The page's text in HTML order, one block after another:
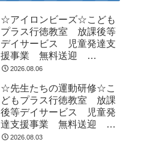
☆アイロンビーズ☆こども
プラス行徳教室 放課後等
デイサービス 児童発達支
援事業 無料送迎
ADHD 自閉症 発達障が
徳 市川市 浦安市
2026.08.06
☆先生たちの運動研修☆こ
どもプラス行徳教室 放課
後等デイサービス 児童発
達支援事業 無料送迎
ADHD 自閉症 発達障が
2026.08.03